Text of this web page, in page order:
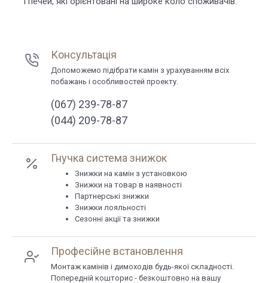
Консультація
Допоможемо підібрати камін з урахуванням всіх
побажань і особливостей проекту.
(067) 239-78-87
(044) 209-78-87
Гнучка система знижок
Знижки на камін з установкою
Знижки на товар в наявності
Партнерські знижки
Знижки лояльності
Сезонні акції та знижки
Професійне встановлення
Монтаж камінів і димоходів будь-якої складності.
Попередній кошторис - безкоштовно на вашу